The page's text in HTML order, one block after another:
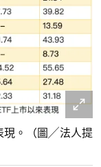
現。（圖╱法人提